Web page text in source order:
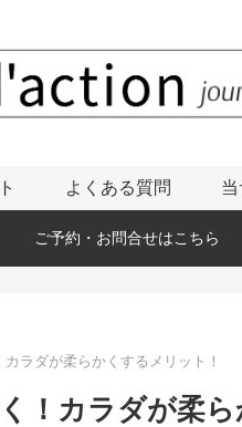
よくある質問
ご予約・お問合せはこちら
ラダが柔らかくするメリット！
！カラダが柔ら